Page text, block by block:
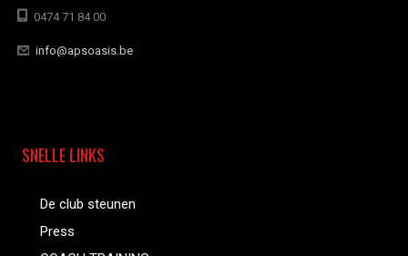
0474 71 84 00
info@apsoasis.be
SNELLE LINKS
De club steunen
Press